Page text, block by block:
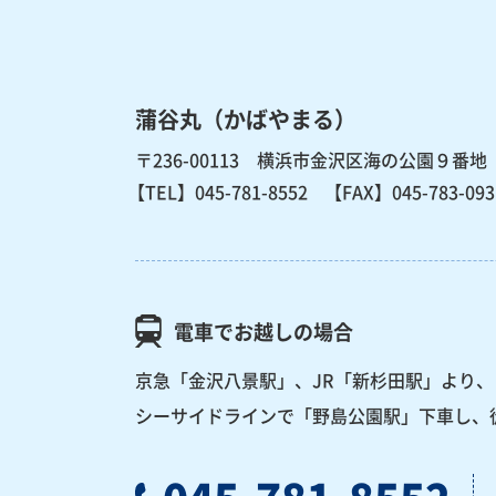
蒲谷丸（かばやまる）
〒236-00113 横浜市金沢区海の公園９番地
【TEL】 045-781-8552 【FAX】045-783-
電車でお越しの場合
京急「金沢八景駅」、JR「新杉田駅」より、
シーサイドラインで「野島公園駅」下車し、